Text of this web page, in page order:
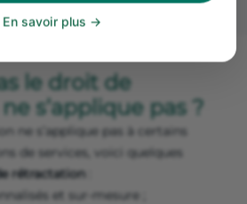
En savoir plus
le droit de
s’applique pas ?
ne s’applique pas à certains
de services, voici quelques
rétractation
et sur-mesure ;